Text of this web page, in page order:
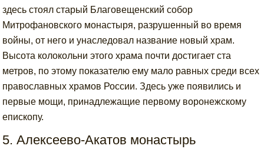
здесь стоял старый Благовещенский собор
Митрофановского монастыря, разрушенный во время
войны, от него и унаследовал название новый храм.
Высота колокольни этого храма почти достигает ста
метров, по этому показателю ему мало равных среди всех
православных храмов России. Здесь уже появились и
первые мощи, принадлежащие первому воронежскому
епископу.
5. Алексеево-Акатов монастырь